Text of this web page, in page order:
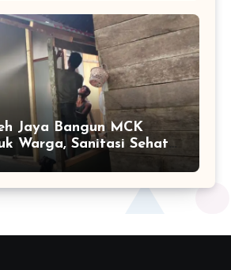
Jaya Bangun MCK
Warga, Sanitasi Sehat
Utama